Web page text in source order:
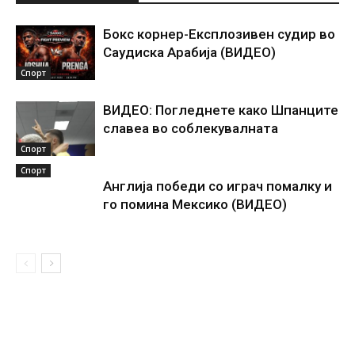
Спорт
Бокс корнер-Експлозивен судир во
Саудиска Арабија (ВИДЕО)
Спорт
ВИДЕО: Погледнете како Шпанците
славеа во соблекувалната
Спорт
Англија победи со играч помалку и
го помина Мексико (ВИДЕО)